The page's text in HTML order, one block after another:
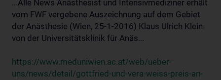
...Alle News Anästhesist und Intensivmediziner erhält
vom FWF vergebene Auszeichnung auf dem Gebiet
der Anästhesie (Wien, 25-1-2016) Klaus Ulrich Klein
von der Universitätsklinik für Anäs...
https://www.meduniwien.ac.at/web/ueber-
uns/news/detail/gottfried-und-vera-weiss-preis-an-